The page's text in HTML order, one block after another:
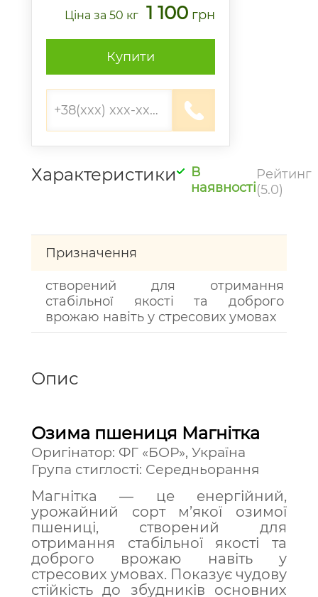
Ціна за 50 кг 1 100 грн
Купити
Характеристики
В
наявності
Рейтинг
(5.0)
Призначення
створений для отримання
стабільної якості та доброго
врожаю навіть у стресових умовах
Опис
Озима пшениця Магнітка
Оригінатор: ФГ «БОР», Україна
Група стиглості: Середньорання
Магнітка — це енергійний,
урожайний сорт м’якої озимої
пшениці, створений для
отримання стабільної якості та
доброго врожаю навіть у
стресових умовах. Показує чудову
стійкість до збудників основних